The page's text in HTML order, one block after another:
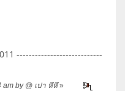
----------------------------
am by @ เปา หึหึ»